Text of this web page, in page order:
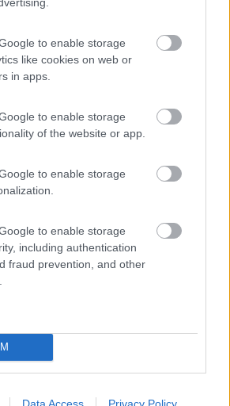
to enable storage
like cookies on web or
in apps.
to enable storage
of the website or app.
to enable storage
to enable storage
including authentication
fraud prevention, and other
Data Access Privacy Policy
10 1
presso bar ristorante di privati.